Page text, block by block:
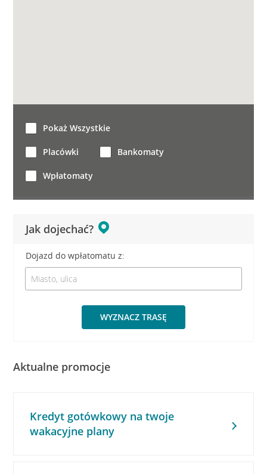
Jak dojechać?
Dojazd do wpłatomatu z:
WYZNACZ TRASĘ
Pokaż Wszystkie
Placówki Bankomaty
Wpłatomaty
Aktualne promocje
Kredyt gotówkowy na twoje
wakacyjne plany